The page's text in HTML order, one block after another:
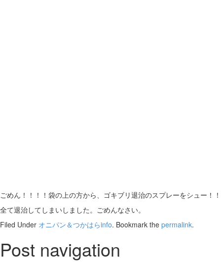
ごめん！！！！袋の上の方から、ゴキブリ退治のスプレーをシュー！！
全て退治してしまいしました。ごめんなさい。
Filed Under オニパン＆つかはらinfo. Bookmark the permalink.
Post navigation